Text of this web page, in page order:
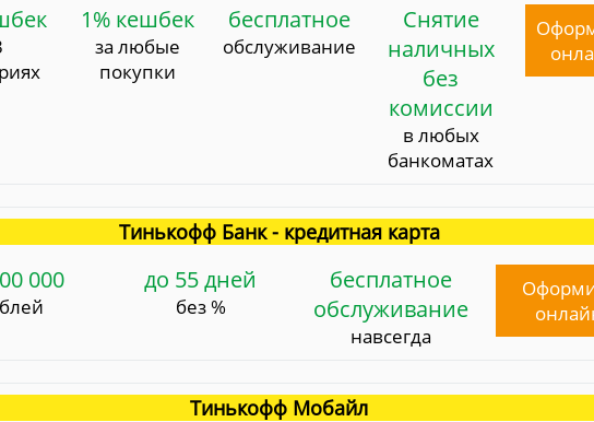
1% кешбек
за любые
покупки
бесплатное
обслуживание
Снятие
наличных
без
комиссии
в любых
банкоматах
Тинькофф Банк - кредитная карта
000 до 55 дней
без %
бесплатное
обслуживание
навсегда
Тинькофф Мобайл